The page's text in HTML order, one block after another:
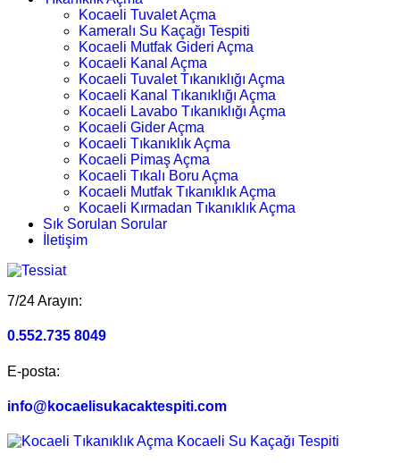
Kocaeli Tuvalet Açma
Kameralı Su Kaçağı Tespiti
Kocaeli Mutfak Gideri Açma
Kocaeli Kanal Açma
Kocaeli Tuvalet Tıkanıklığı Açma
Kocaeli Kanal Tıkanıklığı Açma
Kocaeli Lavabo Tıkanıklığı Açma
Kocaeli Gider Açma
Kocaeli Tıkanıklık Açma
Kocaeli Pimaş Açma
Kocaeli Tıkalı Boru Açma
Kocaeli Mutfak Tıkanıklık Açma
Kocaeli Kırmadan Tıkanıklık Açma
Sık Sorulan Sorular
İletişim
7/24 Arayın:
0.552.735 8049
E-posta:
info@kocaelisukacaktespiti.com